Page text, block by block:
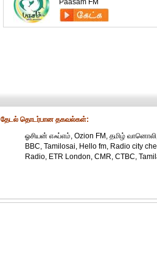
Paasam FM
தேட‌ல் தொட‌ர்பான தகவ‌ல்க‌ள்:
ஓசியன் எஃப்எம், Ozion FM, தமிழ்
BBC, Tamilosai, Hello fm, Radio city
Radio, ETR London, CMR, CTBC,